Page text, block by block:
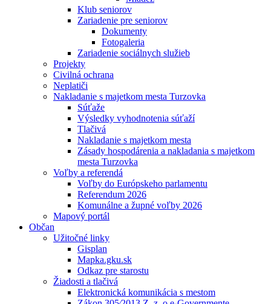
Klub seniorov
Zariadenie pre seniorov
Dokumenty
Fotogaleria
Zariadenie sociálnych služieb
Projekty
Civilná ochrana
Neplatiči
Nakladanie s majetkom mesta Turzovka
Súťaže
Výsledky vyhodnotenia súťaží
Tlačivá
Nakladanie s majetkom mesta
Zásady hospodárenia a nakladania s majetkom
mesta Turzovka
Voľby a referendá
Voľby do Európskeho parlamentu
Referendum 2026
Komunálne a župné voľby 2026
Mapový portál
Občan
Užitočné linky
Gisplan
Mapka.gku.sk
Odkaz pre starostu
Žiadosti a tlačivá
Elektronická komunikácia s mestom